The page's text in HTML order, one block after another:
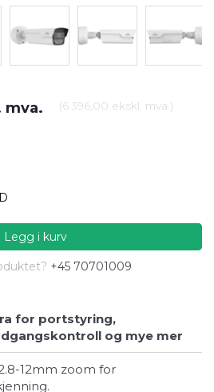
mva. (6.396,00 ekskl. mva. )
Legg i kurv
+45 70701009
for portstyring,
og mye mer